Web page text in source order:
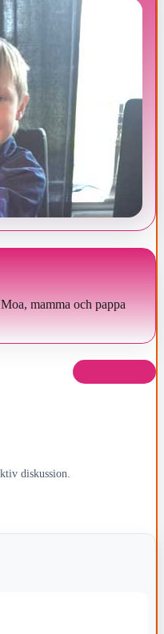
mamma och pappa
diskussion.